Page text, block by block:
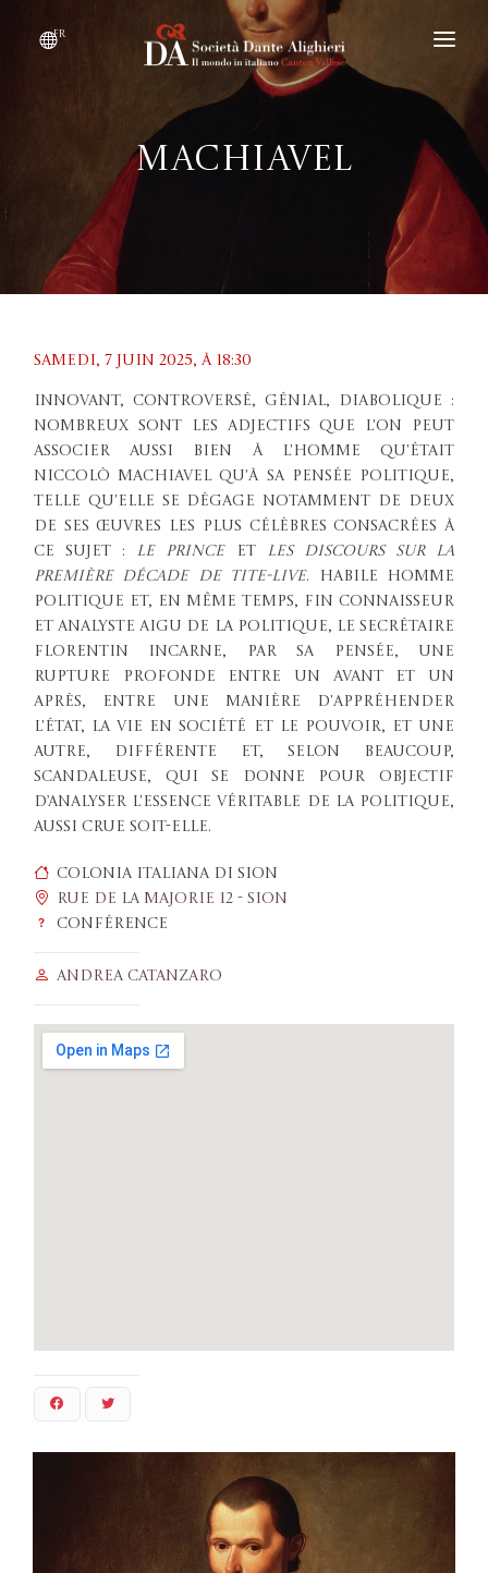
fr
QUI SOMMES-NOUS ?
ÉVÉNEMENTS
CONVENTIONS
Machiavel
Samedi, 7 juin 2025, À 18:30
Innovant, controversé, génial, diabolique :
nombreux sont les adjectifs que l'on peut
associer aussi bien à l'homme qu'était
Niccolò Machiavel qu'à sa pensée politique,
telle qu'elle se dégage notamment de deux
de ses œuvres les plus célèbres consacrées à
ce sujet : Le Princeet Les Discours sur la
première décade de Tite-Live. Habile homme
politique et, en même temps, fin connaisseur
et analyste aigu de la politique, le secrétaire
florentin incarne, par sa pensée, une
rupture profonde entre un avant et un
après, entre une manière d'appréhender
l'État, la vie en société et le pouvoir, et une
autre, différente et, selon beaucoup,
scandaleuse, qui se donne pour objectif
d’analyser l'essence véritable de la politique,
aussi crue soit-elle.
Colonia italiana di Sion
Rue de la Majorie 12 - Sion
Conférence
Andrea Catanzaro